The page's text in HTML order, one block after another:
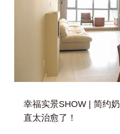
幸福实景SHOW | 简约
直太治愈了！